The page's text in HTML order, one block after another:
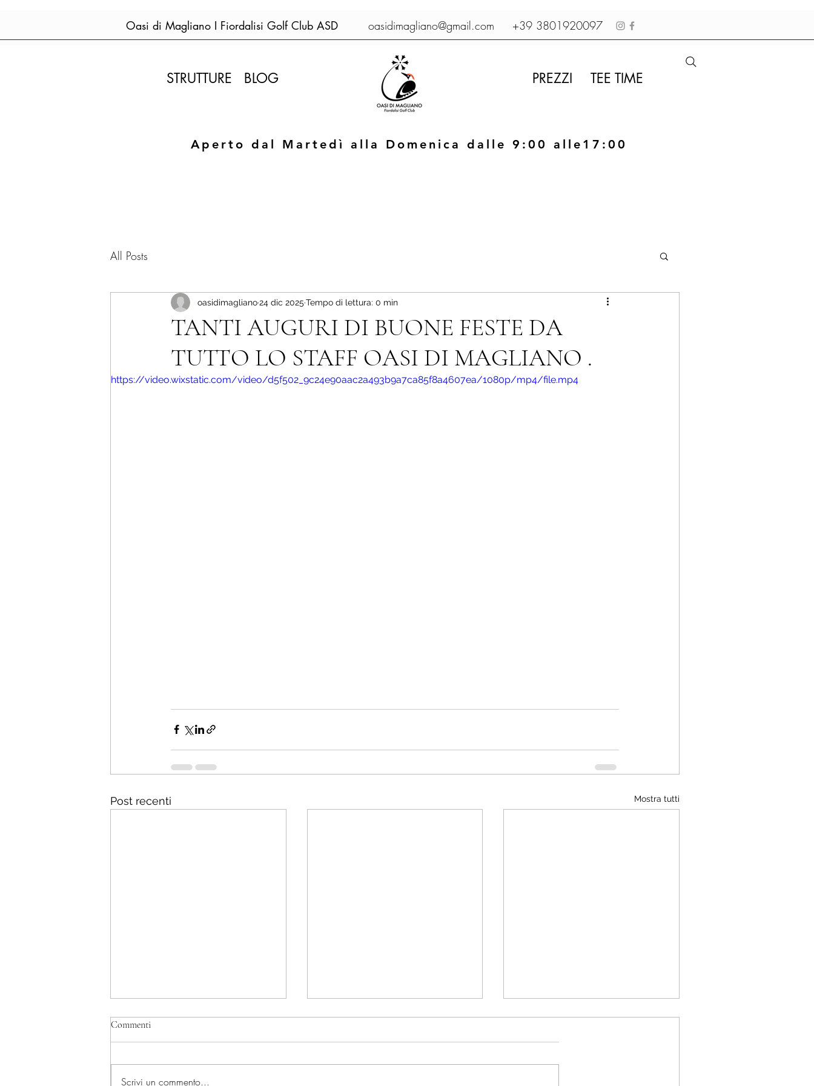
oasidimagliano@gmail.com +39 3801920097
Oasi di Magliano I Fiordalisi Golf Club ASD
PREZZI TEE TIME
STRUTTURE BLOG
Aperto dal Martedì alla Domenica dalle 9:00 alle17:00
All Posts
TANTI AUGURI DI BUONE FESTE DA
TUTTO LO STAFF OASI DI MAGLIANO .
oasidimagliano24 dic 2025 Tempo di lettura: 0 min
https://video.wixstatic.com/video/d5f502_9c24e90aac2a493b9a7ca85f8a4607ea/1080p/mp4/file.mp4
Post recenti Mostra tutti
Commenti
Scrivi un commento...